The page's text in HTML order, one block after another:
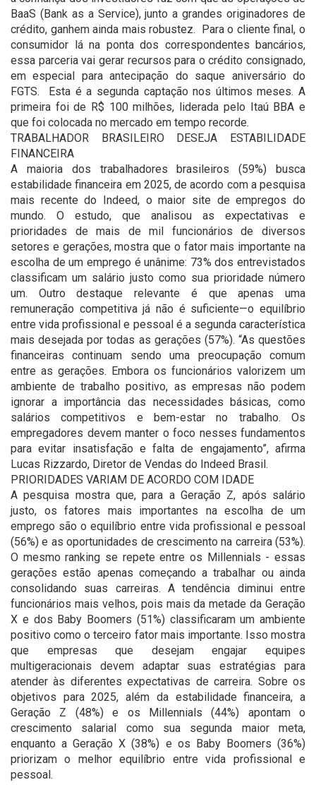
BaaS (Bank as a Service), junto a grandes originadores de
crédito, ganhem ainda mais robustez. Para o cliente final, o
consumidor lá na ponta dos correspondentes bancários,
essa parceria vai gerar recursos para o crédito consignado,
em especial para antecipação do saque aniversário do
FGTS. Esta é a segunda captação nos últimos meses. A
primeira foi de R$ 100 milhões, liderada pelo Itaú BBA e
que foi colocada no mercado em tempo recorde.
TRABALHADOR BRASILEIRO DESEJA ESTABILIDADE
FINANCEIRA
A maioria dos trabalhadores brasileiros (59%) busca
estabilidade financeira em 2025, de acordo com a pesquisa
mais recente do Indeed, o maior site de empregos do
mundo. O estudo, que analisou as expectativas e
prioridades de mais de mil funcionários de diversos
setores e gerações, mostra que o fator mais importante na
escolha de um emprego é unânime: 73% dos entrevistados
classificam um salário justo como sua prioridade número
um. Outro destaque relevante é que apenas uma
remuneração competitiva já não é suficiente—o equilíbrio
entre vida profissional e pessoal é a segunda característica
mais desejada por todas as gerações (57%). “As questões
financeiras continuam sendo uma preocupação comum
entre as gerações. Embora os funcionários valorizem um
ambiente de trabalho positivo, as empresas não podem
ignorar a importância das necessidades básicas, como
salários competitivos e bem-estar no trabalho. Os
empregadores devem manter o foco nesses fundamentos
para evitar insatisfação e falta de engajamento”, afirma
Lucas Rizzardo, Diretor de Vendas do Indeed Brasil.
PRIORIDADES VARIAM DE ACORDO COM IDADE
A pesquisa mostra que, para a Geração Z, após salário
justo, os fatores mais importantes na escolha de um
emprego são o equilíbrio entre vida profissional e pessoal
(56%) e as oportunidades de crescimento na carreira (53%).
O mesmo ranking se repete entre os Millennials - essas
gerações estão apenas começando a trabalhar ou ainda
consolidando suas carreiras. A tendência diminui entre
funcionários mais velhos, pois mais da metade da Geração
X e dos Baby Boomers (51%) classificaram um ambiente
positivo como o terceiro fator mais importante. Isso mostra
que empresas que desejam engajar equipes
multigeracionais devem adaptar suas estratégias para
atender às diferentes expectativas de carreira. Sobre os
objetivos para 2025, além da estabilidade financeira, a
Geração Z (48%) e os Millennials (44%) apontam o
crescimento salarial como sua segunda maior meta,
enquanto a Geração X (38%) e os Baby Boomers (36%)
priorizam o melhor equilíbrio entre vida profissional e
pessoal.